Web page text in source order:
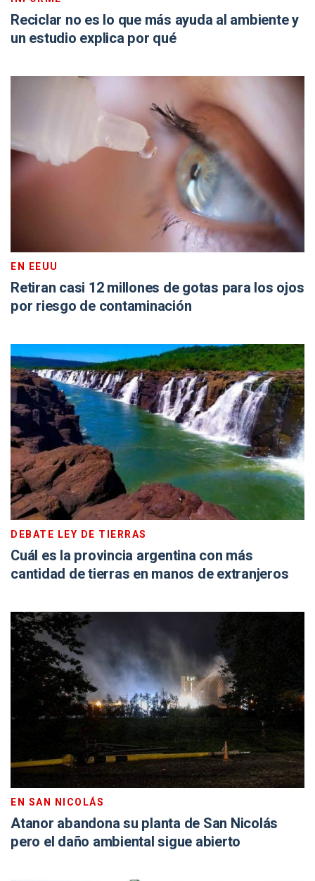
Reciclar no es lo que más ayuda al ambiente y
un estudio explica por qué
EN EEUU
Retiran casi 12 millones de gotas para los ojos
por riesgo de contaminación
DEBATE LEY DE TIERRAS
Cuál es la provincia argentina con más
cantidad de tierras en manos de extranjeros
EN SAN NICOLÁS
Atanor abandona su planta de San Nicolás
pero el daño ambiental sigue abierto